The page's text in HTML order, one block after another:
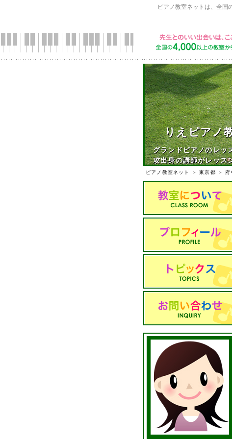
ピアノ教室ネットは、全国
りえピアノ
グランドピアノのレッ
攻出身の講師がレッ
ピアノ教室ネット ＞東京都 ＞ 府